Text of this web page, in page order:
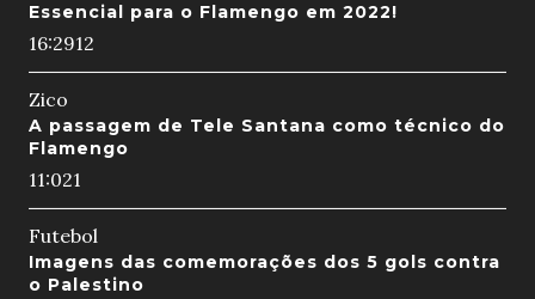
Essencial para o Flamengo em 2022!
16:2912
Zico
A passagem de Tele Santana como técnico do
Flamengo
11:021
Futebol
Imagens das comemorações dos 5 gols contra
o Palestino